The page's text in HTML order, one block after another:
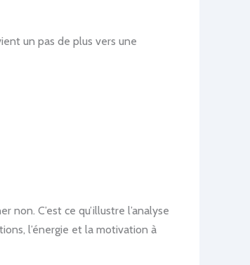
un pas de plus vers une
non. C’est ce qu’illustre l’analyse
l’énergie et la motivation à